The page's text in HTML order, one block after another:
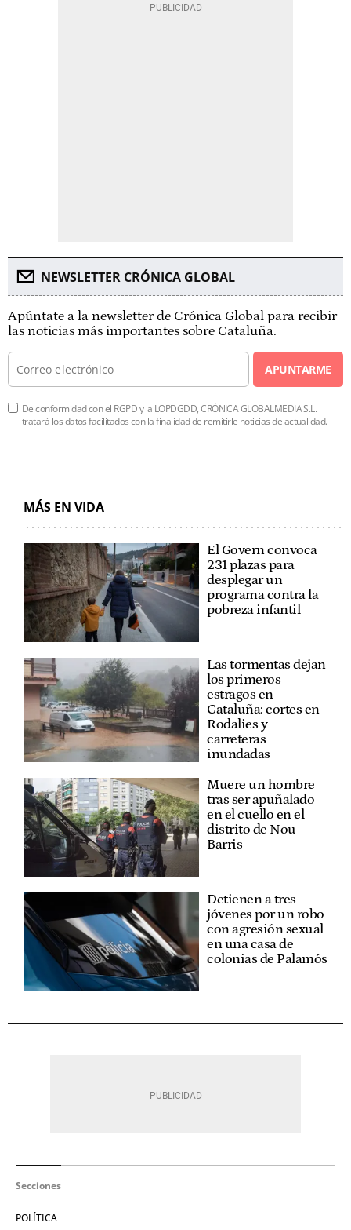
NEWSLETTER CRÓNICA GLOBAL
Apúntate a la newsletter de Crónica Global para recibir
las noticias más importantes sobre Cataluña.
APUNTARME
De conformidad con el RGPD y la LOPDGDD, CRÓNICA GLOBALMEDIA S.L.
tratará los datos facilitados con la finalidad de remitirle noticias de actualidad.
MÁS EN VIDA
El Govern convoca
231 plazas para
desplegar un
programa contra la
pobreza infantil
Las tormentas dejan
los primeros
estragos en
Cataluña: cortes en
Rodalies y
carreteras
inundadas
Muere un hombre
tras ser apuñalado
en el cuello en el
distrito de Nou
Barris
Detienen a tres
jóvenes por un robo
con agresión sexual
en una casa de
colonias de Palamós
Secciones
POLÍTICA